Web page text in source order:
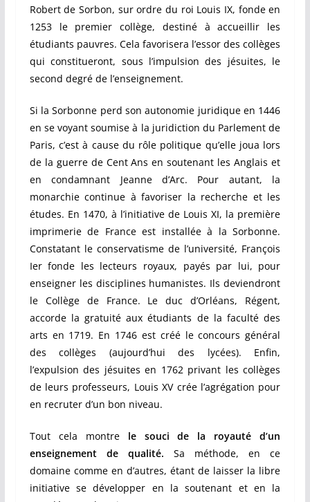
Robert de Sorbon, sur ordre du roi Louis IX, fonde en
1253 le premier collège, destiné à accueillir les
étudiants pauvres. Cela favorisera l’essor des collèges
qui constitueront, sous l’impulsion des jésuites, le
second degré de l’enseignement.
Si la Sorbonne perd son autonomie juridique en 1446
en se voyant soumise à la juridiction du Parlement de
Paris, c’est à cause du rôle politique qu’elle joua lors
de la guerre de Cent Ans en soutenant les Anglais et
en condamnant Jeanne d’Arc. Pour autant, la
monarchie continue à favoriser la recherche et les
études. En 1470, à l’initiative de Louis XI, la première
imprimerie de France est installée à la Sorbonne.
Constatant le conservatisme de l’université, François
Ier fonde les lecteurs royaux, payés par lui, pour
enseigner les disciplines humanistes. Ils deviendront
le Collège de France. Le duc d’Orléans, Régent,
accorde la gratuité aux étudiants de la faculté des
arts en 1719. En 1746 est créé le concours général
des collèges (aujourd’hui des lycées). Enfin,
l’expulsion des jésuites en 1762 privant les collèges
de leurs professeurs, Louis XV crée l’agrégation pour
en recruter d’un bon niveau.
Tout cela montre le souci de la royauté d’un
enseignement de qualité. Sa méthode, en ce
domaine comme en d’autres, étant de laisser la libre
initiative se développer en la soutenant et en la